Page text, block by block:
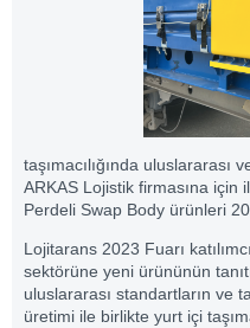
taşımacılığında
ARKAS Lojistik firmasına
Perdeli Swap Body ürünleri
Lojitarans 2023 Fuarı
sektörüne yeni ürününün
uluslararası standartların ve
üretimi ile birlikte yurt içi